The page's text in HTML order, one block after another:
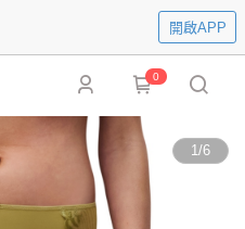
開啟APP
0
1/6